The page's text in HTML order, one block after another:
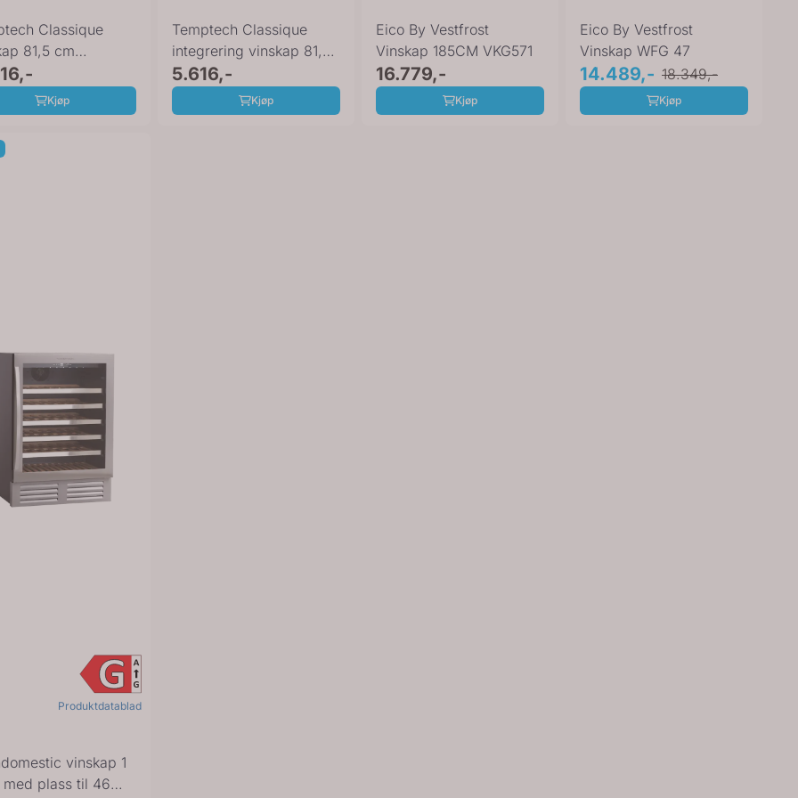
Classique
81,5 cm
Kjøp
Temptech Classique
integrering vinskap 81,5
cm CLX15SB
5.616,-
Kjøp
Eico By Vestfrost
Vinskap 185CM VKG571
16.779,-
Kjøp
Eico By Vestfrost
Vinskap WFG 47
14.489,- 18.349,-
Kjøp
Produktdatablad
vinskap 1
med plass til 46